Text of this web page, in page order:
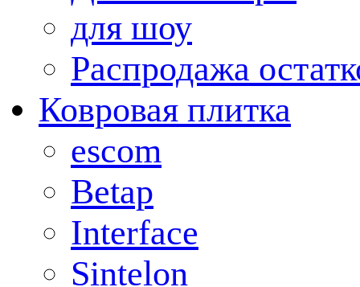
для шоу
Распродажа
Ковровая плитка
escom
Betap
Interface
Sintelon